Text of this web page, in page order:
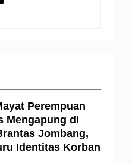
Perempuan
Mengapung di
Jombang,
Identitas Korban